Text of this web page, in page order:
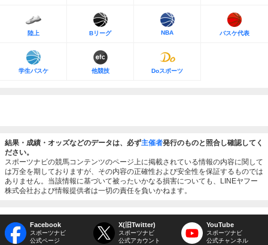
陸上 Bリーグ NBA バスケ代表
学生バスケ 他競技 Doスポーツ
結果・成績・オッズなどのデータは、必ず主催者発行のものと照合し確認してく
ださい。
スポーツナビの競馬コンテンツのページ上に掲載されている情報の内容に関して
は万全を期しておりますが、その内容の正確性および安全性を保証するものでは
ありません。当該情報に基づいて被ったいかなる損害についても、LINEヤフー
株式会社および情報提供者は一切の責任を負いかねます。
Facebook
スポーツナビ
公式ページ
X(旧Twitter)
スポーツナビ
公式アカウント
YouTube
スポーツナビ
公式チャンネル